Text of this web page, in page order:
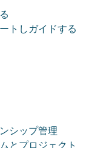
トしガイドする
シップ管理
とプロジェクト